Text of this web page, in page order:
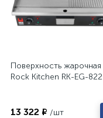
Поверхность жарочная
Rock Kitchen RK-EG-822
13 322 ₽ /шт